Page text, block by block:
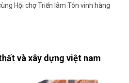
Hội chợ Triển lãm Tôn vinh hàng
và xây dựng việt nam